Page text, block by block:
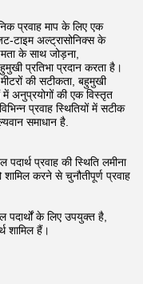
प्रवाह माप के लिए एक
टाइम अल्ट्रासोनिक्स के
के साथ जोड़ना,
प्रतिभा प्रदान करता है।
की सटीकता, बहुमुखी
में अनुप्रयोगों की एक विस्तृत
प्रवाह स्थितियों में सटीक
समाधान है.
प्रवाह की स्थिति लमीना
करने से चुनौतीपूर्ण प्रवाह
पदार्थों के लिए उपयुक्त है,
शामिल हैं।